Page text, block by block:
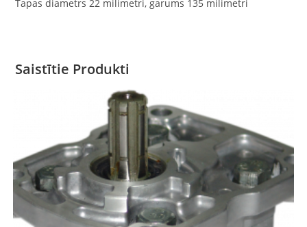
Tapas diametrs 22 milimetri, garums 135 milimetri
Saistītie Produkti